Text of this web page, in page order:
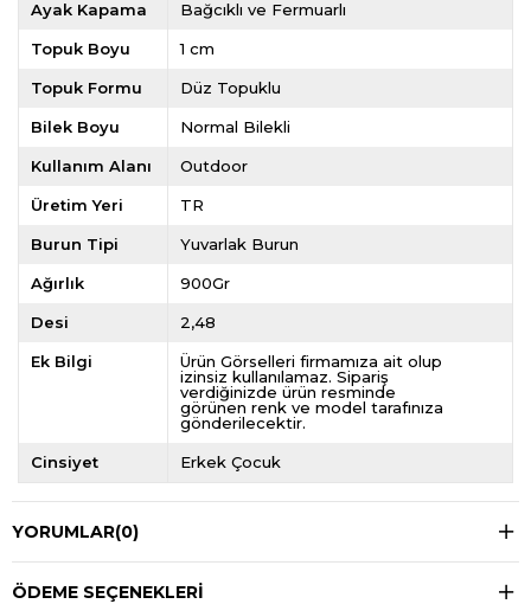
Ayak Kapama Bağcıklı ve Fermuarlı
Topuk Boyu 1 cm
Topuk Formu Düz Topuklu
Bilek Boyu Normal Bilekli
Kullanım Alanı Outdoor
Üretim Yeri TR
Burun Tipi Yuvarlak Burun
Ağırlık 900Gr
Desi 2,48
Ek Bilgi
Ürün Görselleri firmamıza ait olup
izinsiz kullanılamaz. Sipariş
verdiğinizde ürün resminde
görünen renk ve model tarafınıza
gönderilecektir.
Cinsiyet Erkek Çocuk
YORUMLAR(0)
ÖDEME SEÇENEKLERI